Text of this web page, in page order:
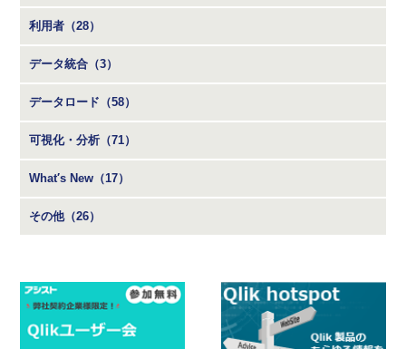
利用者（28）
データ統合（3）
データロード（58）
可視化・分析（71）
What′s New（17）
その他（26）